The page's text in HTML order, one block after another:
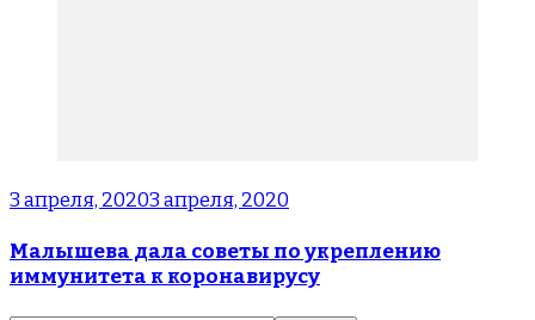
3 апреля, 20203 апреля, 2020
Малышева дала советы по укреплению
иммунитета к коронавирусу